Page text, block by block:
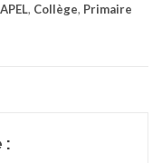
APEL, Collège, Primaire
: